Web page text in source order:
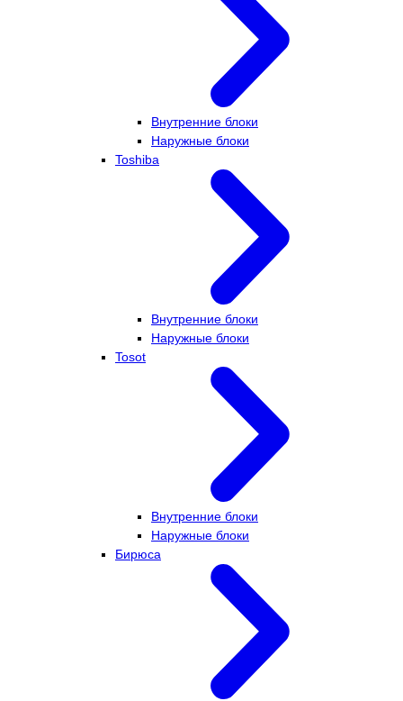
Внутренние блоки
Наружные блоки
Toshiba
Внутренние блоки
Наружные блоки
Tosot
Внутренние блоки
Наружные блоки
Бирюса